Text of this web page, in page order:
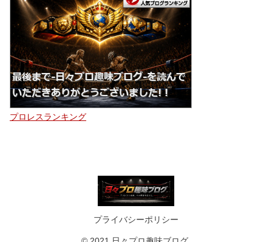
プロレスランキング
プライバシーポリシー